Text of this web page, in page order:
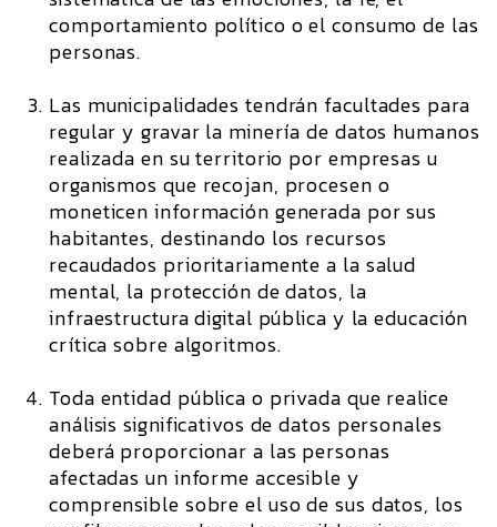
comportamiento político o el consumo de las
personas.
Las municipalidades tendrán facultades para
regular y gravar la minería de datos humanos
realizada en su territorio por empresas u
organismos que recojan, procesen o
moneticen información generada por sus
habitantes, destinando los recursos
recaudados prioritariamente a la salud
mental, la protección de datos, la
infraestructura digital pública y la educación
crítica sobre algoritmos.
Toda entidad pública o privada que realice
análisis significativos de datos personales
deberá proporcionar a las personas
afectadas un informe accesible y
comprensible sobre el uso de sus datos, los